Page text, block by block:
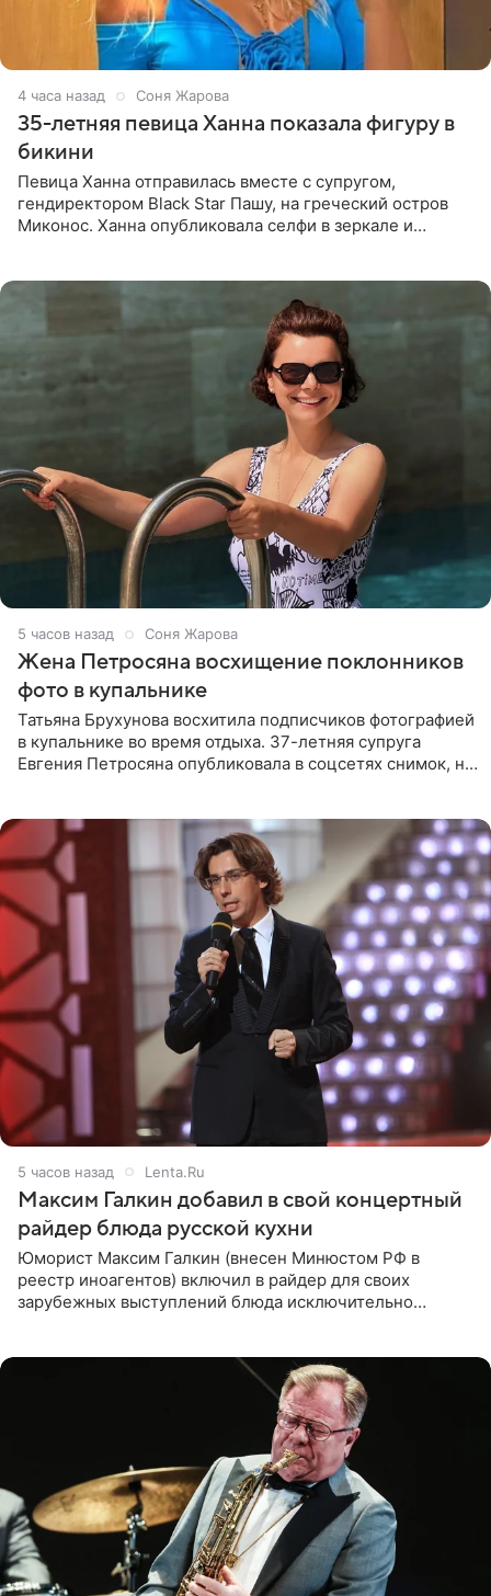
4 часа назад Соня Жарова
35-летняя певица Ханна показала фигуру в
бикини
Певица Ханна отправилась вместе с супругом,
гендиректором Black Star Пашу, на греческий остров
Миконос. Ханна опубликовала селфи в зеркале и
5 часов назад Соня Жарова
Жена Петросяна восхищение поклонников
фото в купальнике
Татьяна Брухунова восхитила подписчиков фотографией
в купальнике во время отдыха. 37-летняя супруга
Евгения Петросяна опубликовала в соцсетях снимок, на
5 часов назад Lenta.Ru
Максим Галкин добавил в свой концертный
райдер блюда русской кухни
Юморист Максим Галкин (внесен Минюстом РФ в
реестр иноагентов) включил в райдер для своих
зарубежных выступлений блюда исключительно